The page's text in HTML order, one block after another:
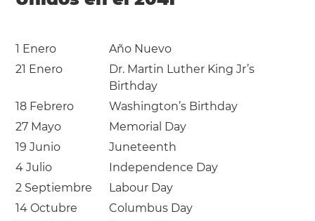
1 Enero
Año Nuevo
21 Enero
Dr. Martin Luther King Jr’s
Birthday
18 Febrero
Washington’s Birthday
27 Mayo
Memorial Day
19 Junio
Juneteenth
4 Julio
Independence Day
2 Septiembre
Labour Day
14 Octubre
Columbus Day